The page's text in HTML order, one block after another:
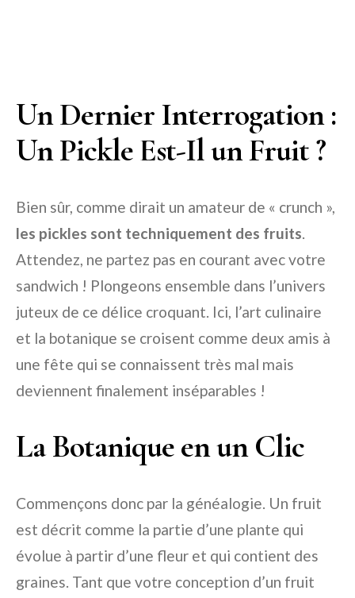
Un Dernier Interrogation :
Un Pickle Est-Il un Fruit ?
Bien sûr, comme dirait un amateur de « crunch »,
les pickles sont techniquement des fruits.
Attendez, ne partez pas en courant avec votre
sandwich ! Plongeons ensemble dans l’univers
juteux de ce délice croquant. Ici, l’art culinaire
et la botanique se croisent comme deux amis à
une fête qui se connaissent très mal mais
deviennent finalement inséparables !
La Botanique en un Clic
Commençons donc par la généalogie. Un fruit
est décrit comme la partie d’une plante qui
évolue à partir d’une fleur et qui contient des
graines. Tant que votre conception d’un fruit